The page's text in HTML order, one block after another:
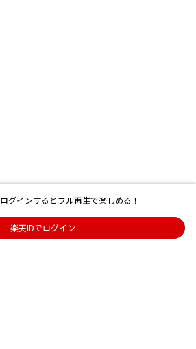
ログインするとフル再生で楽しめる！
楽天IDでログイン